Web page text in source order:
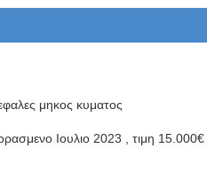
μηκος κυματος
Ιουλιο 2023 , τιμη